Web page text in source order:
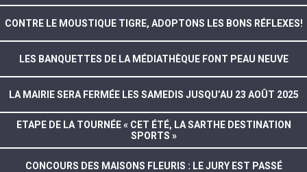
CONTRE LE MOUSTIQUE TIGRE, ADOPTONS LES BONS RÉFLEXES!
LES BANQUETTES DE LA MÉDIATHÈQUE FONT PEAU NEUVE
LA MAIRIE SERA FERMÉE LES SAMEDIS JUSQU’AU 23 AOÛT 2025
ETAPE DE LA TOURNÉE « CET ÉTÉ, LA SARTHE DESTINATION
SPORTS »
CONCOURS DES MAISONS FLEURIS : LE JURY EST PASSÉ